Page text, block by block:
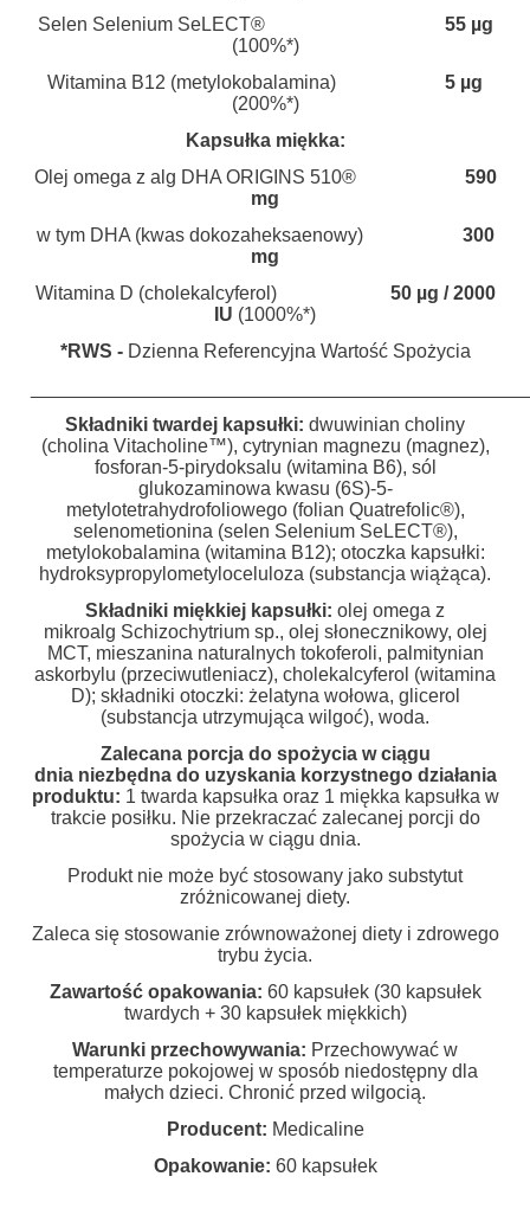
Selen Selenium SeLECT®
55 µg
(100%*)
Witamina B12 (metylokobalamina)
5 µg
(200%*)
Kapsułka miękka:
Olej omega z alg DHA ORIGINS 510® 590
mg
w tym DHA (kwas dokozaheksaenowy)
300
mg
Witamina D (cholekalcyferol)
50 µg / 2000
IU (1000%*)
*RWS -Dzienna Referencyjna Wartość Spożycia
Składniki twardej kapsułki: dwuwinian choliny
(cholina Vitacholine™), cytrynian magnezu (magnez),
fosforan-5-pirydoksalu (witamina B6), sól
glukozaminowa kwasu (6S)-5-
metylotetrahydrofoliowego (folian Quatrefolic®),
selenometionina (selen Selenium SeLECT®),
metylokobalamina (witamina B12); otoczka kapsułki:
hydroksypropylometyloceluloza (substancja wiążąca).
Składniki miękkiej kapsułki: olej omega z
mikroalg Schizochytrium sp., olej słonecznikowy, olej
MCT, mieszanina naturalnych tokoferoli, palmitynian
askorbylu (przeciwutleniacz), cholekalcyferol (witamina
D); składniki otoczki: żelatyna wołowa, glicerol
(substancja utrzymująca wilgoć), woda.
Zalecana porcja do spożycia w ciągu
dnia niezbędna do uzyskania korzystnego działania
produktu: 1 twarda kapsułka oraz 1 miękka kapsułka w
trakcie posiłku. Nie przekraczać zalecanej porcji do
spożycia w ciągu dnia.
Produkt nie może być stosowany jako substytut
zróżnicowanej diety.
Zaleca się stosowanie zrównoważonej diety i zdrowego
trybu życia.
Zawartość opakowania: 60 kapsułek (30 kapsułek
twardych + 30 kapsułek miękkich)
Warunki przechowywania: Przechowywać w
temperaturze pokojowej w sposób niedostępny dla
małych dzieci. Chronić przed wilgocią.
Producent: Medicaline
Opakowanie: 60 kapsułek